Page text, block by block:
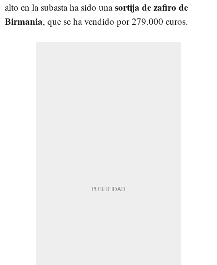
alto en la subasta ha sido unasortija de zafiro de
Birmania, que se ha vendido por 279.000 euros.